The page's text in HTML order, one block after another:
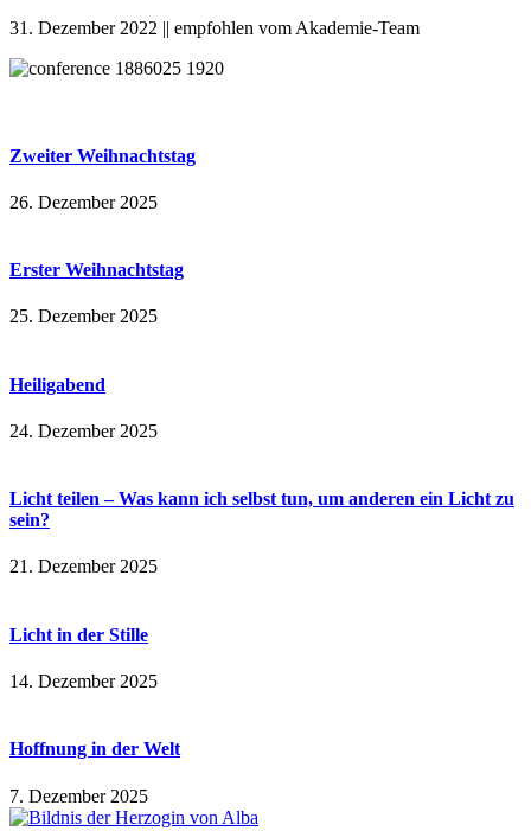
31. Dezember 2022 || empfohlen vom Akademie-Team
Zweiter Weihnachtstag
26. Dezember 2025
Erster Weihnachtstag
25. Dezember 2025
Heiligabend
24. Dezember 2025
Licht teilen – Was kann ich selbst tun, um anderen ein Licht zu
sein?
21. Dezember 2025
Licht in der Stille
14. Dezember 2025
Hoffnung in der Welt
7. Dezember 2025